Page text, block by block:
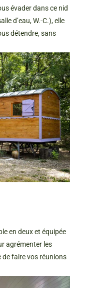
évader dans ce nid
d’eau, W.-C.), elle
détendre, sans
en deux et équipée
agrémenter les
faire vos réunions